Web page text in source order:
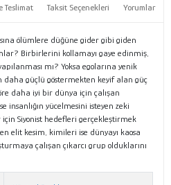
Teslimat Taksit Seçenekleri Yorumlar
ölümlere düğüne gider gibi giden
Birbirlerini kollamayı gaye edinmiş,
mı? Yoksa egolarına yenik
güçlü göstermekten keyif alan güç
daha iyi bir dünya için çalışan
insanlığın yücelmesini isteyen zeki
Siyonist hedefleri gerçekleştirmek
elit kesim, kimileri ise dünyayı kaosa
çalışan çıkarcı grup olduklarını